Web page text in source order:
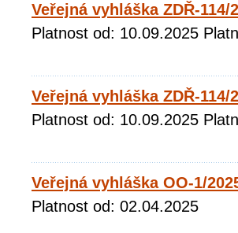
Veřejná vyhláška ZDŘ-
Platnost od: 10.09.2025
Veřejná vyhláška ZDŘ-
Platnost od: 10.09.2025
Veřejná vyhláška OO-1/
Platnost od: 02.04.2025